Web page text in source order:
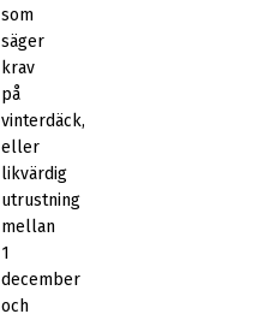
som
säger
krav
på
vinterdäck,
eller
likvärdig
utrustning
mellan
1
december
och